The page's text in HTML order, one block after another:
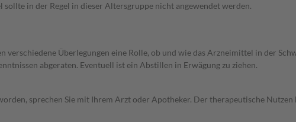
in der Regel in dieser Altersgruppe nicht angewendet werden.
verschiedene Überlegungen eine Rolle, ob und wie das Arzneimittel in der
abgeraten. Eventuell ist ein Abstillen in Erwägung zu ziehen.
sprechen Sie mit Ihrem Arzt oder Apotheker. Der therapeutische Nutzen